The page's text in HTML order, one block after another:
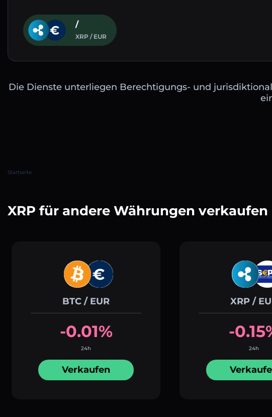
/
XRP / EUR
Die Dienste unterliegen Berechtigungs- und
Startseite
XRP für andere Währungen verkaufen
BTC / EUR
-0.01%
24h
Verkaufen
XRP /
-
24h